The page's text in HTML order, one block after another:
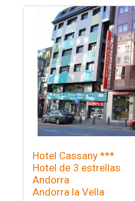
Hotel Cassany ***
Hotel de 3 estrellas
Andorra
Andorra la Vella